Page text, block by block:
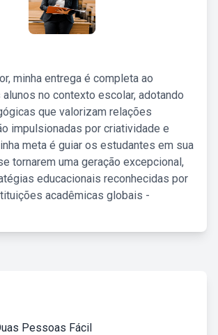
minha entrega é completa ao
no contexto escolar, adotando
que valorizam relações
impulsionadas por criatividade e
meta é guiar os estudantes em sua
tornarem uma geração excepcional,
educacionais reconhecidas por
acadêmicas globais -
Pessoas Fácil